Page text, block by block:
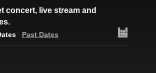
concert, live stream and
Past Dates